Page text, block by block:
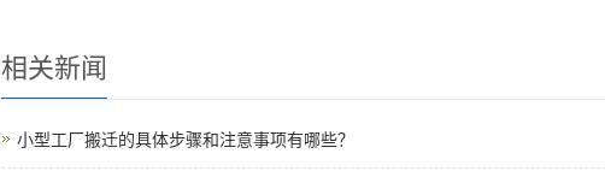
相关新闻
小型工厂搬迁的具体步骤和注意事项有哪些？